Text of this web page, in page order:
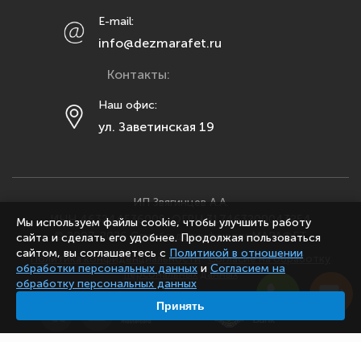
Набережные Челны
Нижний Новгород
Новосибирск
Омск
Пенза
Ростов-на-Дону
Рязань
Самара
E-mail:
info@dezmarafet.ru
Контакты:
Наш офис:
ул. Заветинская 19
ИП Звягинцев А.А.
ИНН 463244536009, ОГРН 317463200043254
© 2007-2026 Служба дезинфекции МАРАФЕТ
Политика конфиденциальности ·Согласие на обработку
персональных данных
Мы используем файлы cookie, чтобы улучшить работу
сайта и сделать его удобнее. Продолжая пользоваться
сайтом, вы соглашаетесь с Политикой в отношении
обработки персональных данных и Согласием на
обработку персональных данных
Принять